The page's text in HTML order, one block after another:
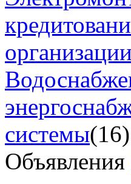
организации
системы(16)
Объявления